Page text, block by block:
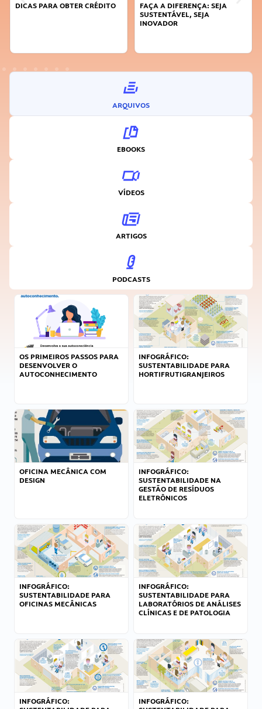
DICAS PARA OBTER CRÉDITO
FAÇA A DIFERENÇA: SEJA
SUSTENTÁVEL, SEJA
INOVADOR
ARQUIVOS
EBOOKS
VÍDEOS
ARTIGOS
PODCASTS
OS PRIMEIROS PASSOS PARA
DESENVOLVER O
AUTOCONHECIMENTO
INFOGRÁFICO:
SUSTENTABILIDADE PARA
HORTIFRUTIGRANJEIROS
OFICINA MECÂNICA COM
DESIGN
INFOGRÁFICO:
SUSTENTABILIDADE NA
GESTÃO DE RESÍDUOS
ELETRÔNICOS
INFOGRÁFICO:
SUSTENTABILIDADE PARA
OFICINAS MECÂNICAS
INFOGRÁFICO:
SUSTENTABILIDADE PARA
LABORATÓRIOS DE ANÁLISES
CLÍNICAS E DE PATOLOGIA
INFOGRÁFICO:
INFOGRÁFICO: